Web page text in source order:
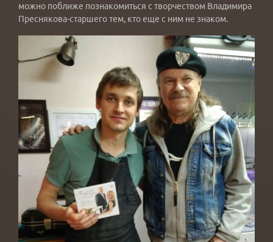
можно поближе познакомиться с творчеством Владимира
Преснякова-старшего тем, кто еще с ним не знаком.